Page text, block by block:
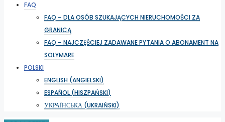
FAQ
FAQ – DLA OSÓB SZUKAJĄCYCH NIERUCHOMOŚCI ZA
GRANICĄ
FAQ – NAJCZĘŚCIEJ ZADAWANE PYTANIA O ABONAMENT NA
SOLYMARE
POLSKI
ENGLISH (ANGIELSKI)
ESPAÑOL (HISZPAŃSKI)
УКРАЇНСЬКА (UKRAIŃSKI)